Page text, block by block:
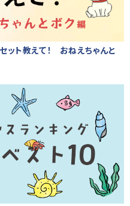
ト教えて！ おねえちゃんと